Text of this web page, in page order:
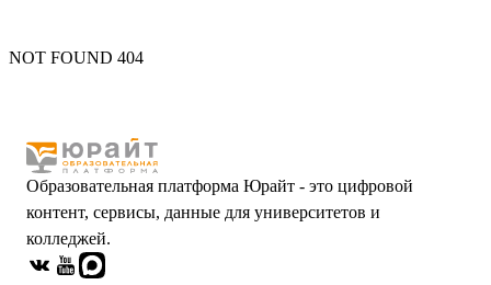
NOT FOUND 404
Образовательная платформа Юрайт - это цифровой
контент, сервисы, данные для университетов и
колледжей.